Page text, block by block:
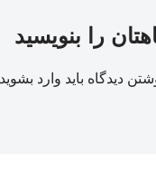
را بنویسید
دیدگاه باید وارد بشوید